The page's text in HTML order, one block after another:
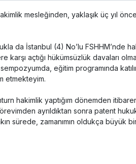
mesleğinden, yaklaşık üç yıl
da İstanbul (4) No’lu
karşı açtığı hükümsüzlük davaları
eğitim programında
etmekteyim.
hakimlik yaptığım dönemden
ayrıldıktan sonra patent
sürede, zamanımın oldukça büyük